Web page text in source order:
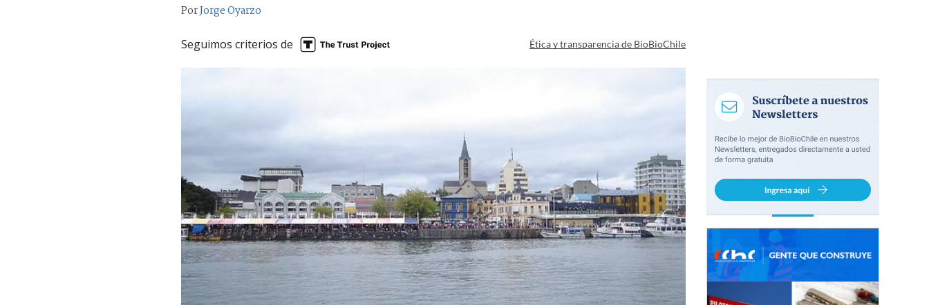
PorJorge Oyarzo
Seguimos criterios de Ética y transparencia de BioBioChile